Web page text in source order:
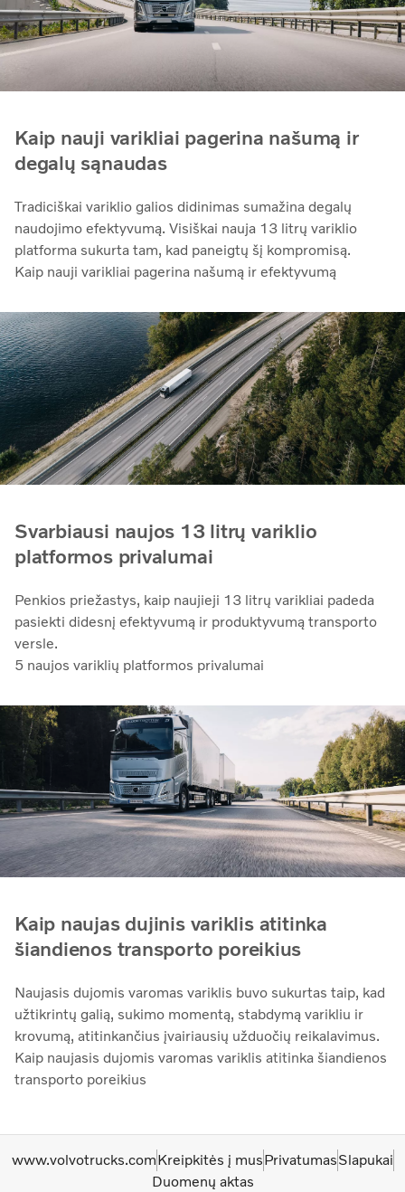
Kaip nauji varikliai pagerina našumą ir
degalų sąnaudas
Tradiciškai variklio galios didinimas sumažina degalų
naudojimo efektyvumą. Visiškai nauja 13 litrų variklio
platforma sukurta tam, kad paneigtų šį kompromisą.
Kaip nauji varikliai pagerina našumą ir efektyvumą
Svarbiausi naujos 13 litrų variklio
platformos privalumai
Penkios priežastys, kaip naujieji 13 litrų varikliai padeda
pasiekti didesnį efektyvumą ir produktyvumą transporto
versle.
5 naujos variklių platformos privalumai
Kaip naujas dujinis variklis atitinka
šiandienos transporto poreikius
Naujasis dujomis varomas variklis buvo sukurtas taip, kad
užtikrintų galią, sukimo momentą, stabdymą varikliu ir
krovumą, atitinkančius įvairiausių užduočių reikalavimus.
Kaip naujasis dujomis varomas variklis atitinka šiandienos
transporto poreikius
www.volvotrucks.comKreipkitės į musPrivatumasSlapukai
Duomenų aktas